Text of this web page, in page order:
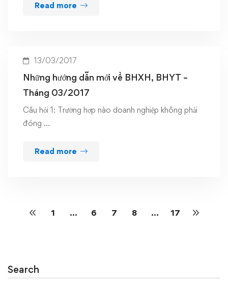
Read more
13/03/2017
Những hướng dẫn mới về BHXH, BHYT –
Tháng 03/2017
Câu hỏi 1: Trường hợp nào doanh nghiệp không phải
đóng …
Read more
1 … 6 7 8 … 17
Search